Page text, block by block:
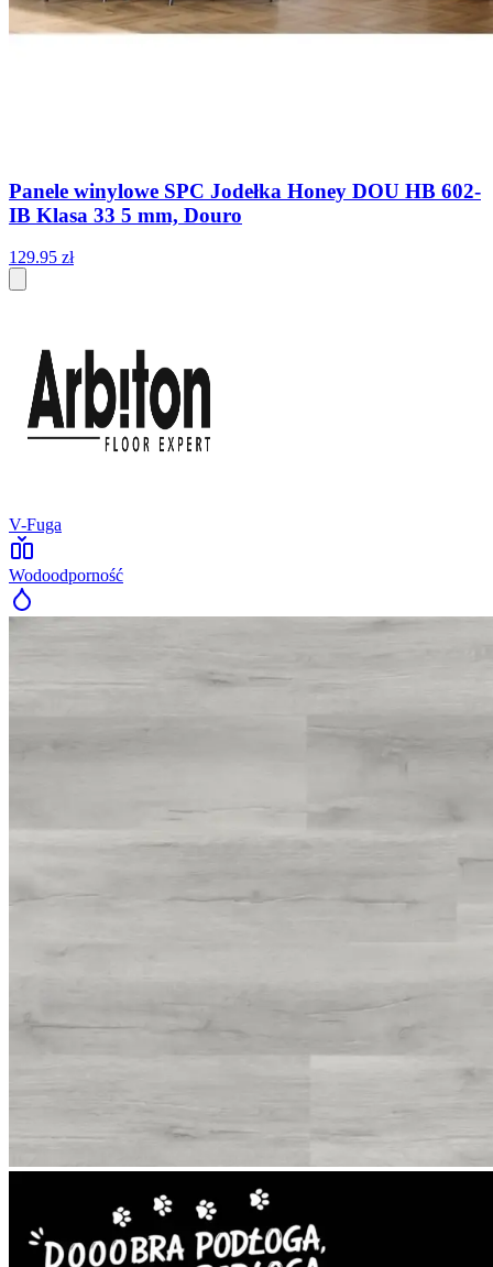
Panele winylowe SPC Jodełka Honey DOU HB 602-
IB Klasa 33 5 mm, Douro
129.95 zł
V-Fuga
Wodoodporność